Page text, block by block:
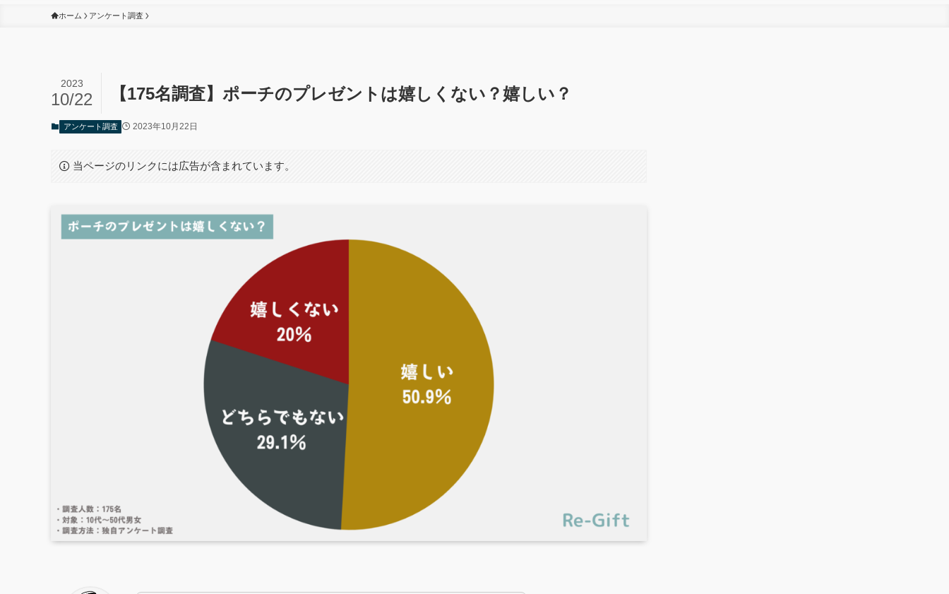
ホーム アンケート調査
【175名調査】ポーチのプレゼントは嬉しくない？嬉しい？
2023
10/22
アンケート調査 2023年10月22日
当ページのリンクには広告が含まれています。